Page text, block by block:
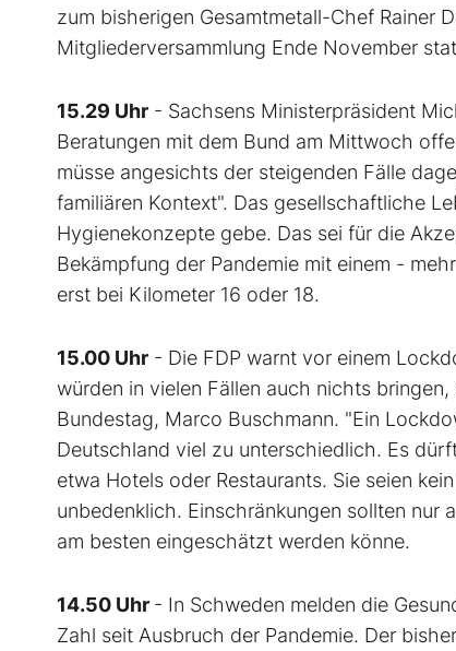
zum bisherigen Gesamtmetall-Chef Rainer
Mitgliederversammlung Ende November
15.29 Uhr - Sachsens Ministerpräsident
Beratungen mit dem Bund am Mittwoch
müsse angesichts der steigenden Fälle
familiären Kontext". Das gesellschaftliche
Hygienekonzepte gebe. Das sei für die
Bekämpfung der Pandemie mit einem -
erst bei Kilometer 16 oder 18.
15.00 Uhr - Die FDP warnt vor einem
würden in vielen Fällen auch nichts
Bundestag, Marco Buschmann. "Ein
Deutschland viel zu unterschiedlich. Es
etwa Hotels oder Restaurants. Sie seien
unbedenklich. Einschränkungen sollten nur
am besten eingeschätzt werden könne.
14.50 Uhr - In Schweden melden die
Zahl seit Ausbruch der Pandemie. Der